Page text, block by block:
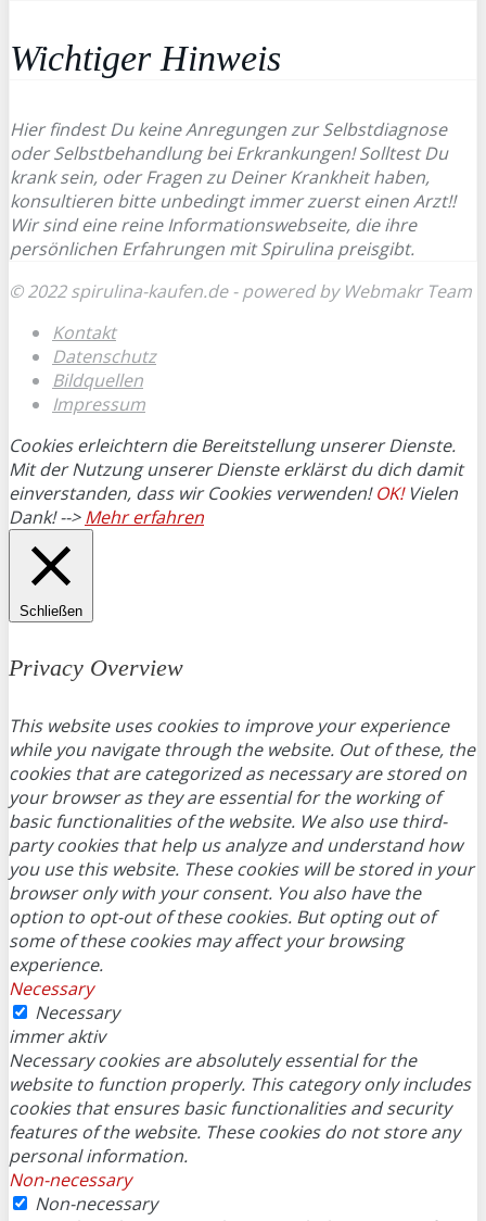
Wichtiger Hinweis
Hier findest Du keine Anregungen zur Selbstdiagnose
oder Selbstbehandlung bei Erkrankungen! Solltest Du
krank sein, oder Fragen zu Deiner Krankheit haben,
konsultieren bitte unbedingt immer zuerst einen Arzt!!
Wir sind eine reine Informationswebseite, die ihre
persönlichen Erfahrungen mit Spirulina preisgibt.
© 2022 spirulina-kaufen.de - powered by Webmakr Team
Kontakt
Datenschutz
Bildquellen
Impressum
Cookies erleichtern die Bereitstellung unserer Dienste.
Mit der Nutzung unserer Dienste erklärst du dich damit
einverstanden, dass wir Cookies verwenden!OK!Vielen
Dank! -->Mehr erfahren
Schließen
Privacy Overview
This website uses cookies to improve your experience
while you navigate through the website. Out of these, the
cookies that are categorized as necessary are stored on
your browser as they are essential for the working of
basic functionalities of the website. We also use third-
party cookies that help us analyze and understand how
you use this website. These cookies will be stored in your
browser only with your consent. You also have the
option to opt-out of these cookies. But opting out of
some of these cookies may affect your browsing
experience.
Necessary
Necessary
immer aktiv
Necessary cookies are absolutely essential for the
website to function properly. This category only includes
cookies that ensures basic functionalities and security
features of the website. These cookies do not store any
personal information.
Non-necessary
Non-necessary